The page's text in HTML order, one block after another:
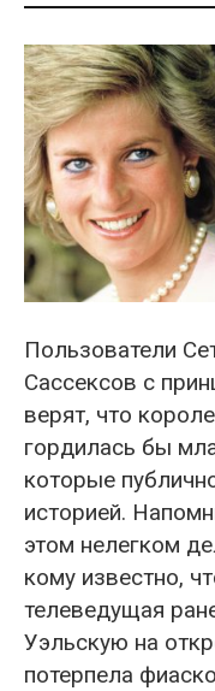
Пользователи
Сассексов с
верят, что
гордилась бы
которые
историей.
этом нелегком
кому известно,
телеведущая
Уэльскую на
потерпела